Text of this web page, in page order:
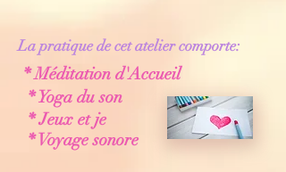
La pratique de cet atelier comporte:
* Méditation d'Accueil
*Yoga du son
*Jeux et je
* Voyage sonore